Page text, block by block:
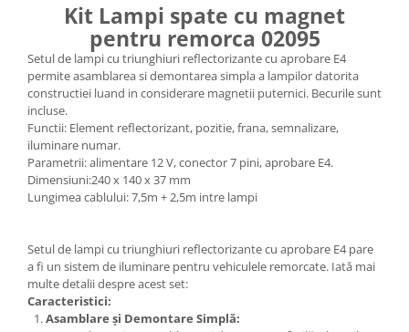
Kit Lampi spate cu magnet
pentru remorca 02095
Setul de lampi cu triunghiuri reflectorizante cu aprobare E4
permite asamblarea si demontarea simpla a lampilor datorita
constructiei luand in considerare magnetii puternici. Becurile sunt
incluse.
Functii: Element reflectorizant, pozitie, frana, semnalizare,
iluminare numar.
Parametrii: alimentare 12 V, conector 7 pini, aprobare E4.
Dimensiuni:240 x 140 x 37 mm
Lungimea cablului: 7,5m + 2,5m intre lampi
Setul de lampi cu triunghiuri reflectorizante cu aprobare E4 pare
a fi un sistem de iluminare pentru vehiculele remorcate. Iată mai
multe detalii despre acest set:
Caracteristici:
Asamblare și Demontare Simplă: